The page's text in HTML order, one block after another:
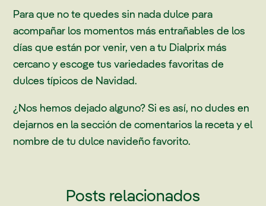
Para que no te quedes sin nada dulce para
acompañar los momentos más entrañables de los
días que están por venir, ven a tu Dialprix más
cercano y escoge tus variedades favoritas de
dulces típicos de Navidad.
¿Nos hemos dejado alguno? Si es así, no dudes en
dejarnos en la sección de comentarios la receta y el
nombre de tu dulce navideño favorito.
Posts relacionados